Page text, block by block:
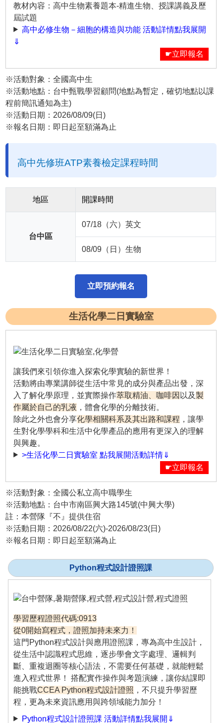
教材內容：高中生物素養題本-精進生物、授課講義及歷
屆試題
高中必修生物－細胞的構造與功能 活動詳情點我展開
⇓
☛立即報名
※活動對象：全國高中生
※活動地點：台中甄戰學習顧問(地點為暫定，確切地點以課
程前簡訊通知為主)
※活動日期：2026/08/09(日)
※報名日期：即日起至額滿為止
高中先修班ATP素養檢定課程時間
地區 開課時間
台中區
07/18（六）英文
08/09（日）生物
立即預約報名
生活化學二日實驗室
讓我們來引領你進入探索化學實驗的新世界！
活動將由專業講師從生活中常見的成分與產品出發，深
入了解化學原理，並實際操作萃取精油、咖啡因 以及製
作屬於自己的乳液 ，體會化學的分離技術。
除此之外也會分享化學相關科系及其出路和課程 ，讓學
生對化學學科和生活中化學產品的應用有更深入的理解
與興趣。
>生活化學二日實驗室 點我展開活動詳情⇓
☛立即報名
※活動對象：全國公私立高中職學生
※活動地點：台中市南區興大路145號(中興大學)
註：本營隊『不』提供住宿
※活動日期：2026/08/22(六)-2026/08/23(日)
※報名日期：即日起至額滿為止
Python程式設計證照課
學習歷程證照代碼:0913
從0開始寫程式，證照加持未來力！
這門Python程式設計與應用證照課，專為高中生設計，
從生活中認識程式思維，逐步學會文字處理、邏輯判
斷、重複迴圈等核心語法，不需要任何基礎，就能輕鬆
進入程式世界！ 搭配實作操作與考題演練，讓你結課即
能挑戰CCEA Python程式設計證照 ，不只提升學習歷
程，更為未來資訊應用與跨領域能力加分！
Python程式設計證照課 活動詳情點我展開⇓